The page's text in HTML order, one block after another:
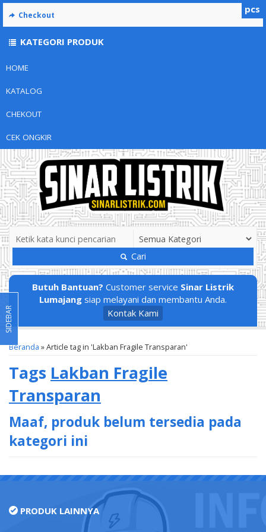
HOME
KATALOG
CHEKOUT
CEK ONGKIR
Cari
Butuh Bantuan? Customer service Sinar Listrik
Lumajang siap melayani dan membantu Anda.
Kontak Kami
Beranda »Article tag in 'Lakban Fragile Transparan'
Tags Lakban Fragile
Transparan
Maaf, produk belum tersedia pada
kategori ini
pcs
Checkout
KATEGORI PRODUK
SIDEBAR
PRODUK LAINNYA